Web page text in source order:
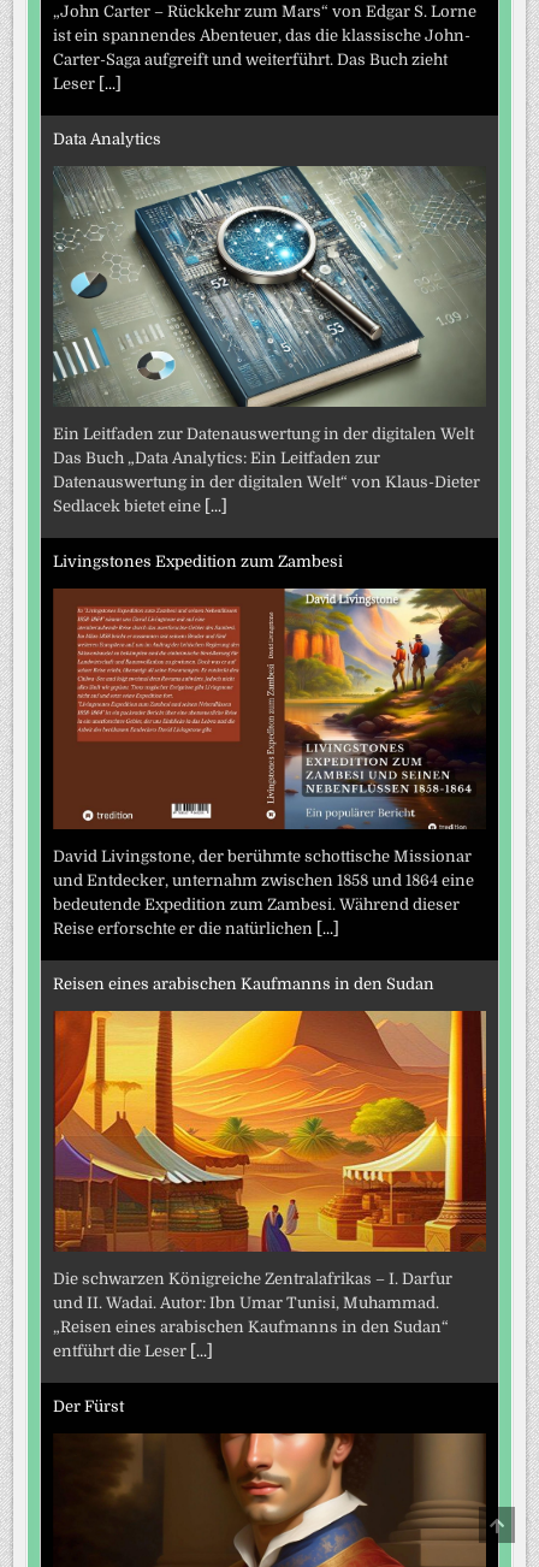
„John Carter – Rückkehr zum Mars“ von Edgar S. Lorne
ist ein spannendes Abenteuer, das die klassische John-
Carter-Saga aufgreift und weiterführt. Das Buch zieht
Leser [...]
Data Analytics
Ein Leitfaden zur Datenauswertung in der digitalen Welt
Das Buch „Data Analytics: Ein Leitfaden zur
Datenauswertung in der digitalen Welt“ von Klaus-Dieter
Sedlacek bietet eine [...]
Livingstones Expedition zum Zambesi
David Livingstone, der berühmte schottische Missionar
und Entdecker, unternahm zwischen 1858 und 1864 eine
bedeutende Expedition zum Zambesi. Während dieser
Reise erforschte er die natürlichen
[...]
Reisen eines arabischen Kaufmanns in den Sudan
Die schwarzen Königreiche Zentralafrikas – I. Darfur
und II. Wadai. Autor: Ibn Umar Tunisi, Muhammad.
„Reisen eines arabischen Kaufmanns in den Sudan“
entführt die Leser [...]
Der Fürst
TO
TOP